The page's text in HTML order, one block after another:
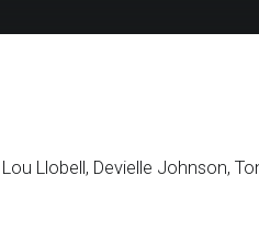
Llobell, Devielle Johnson,